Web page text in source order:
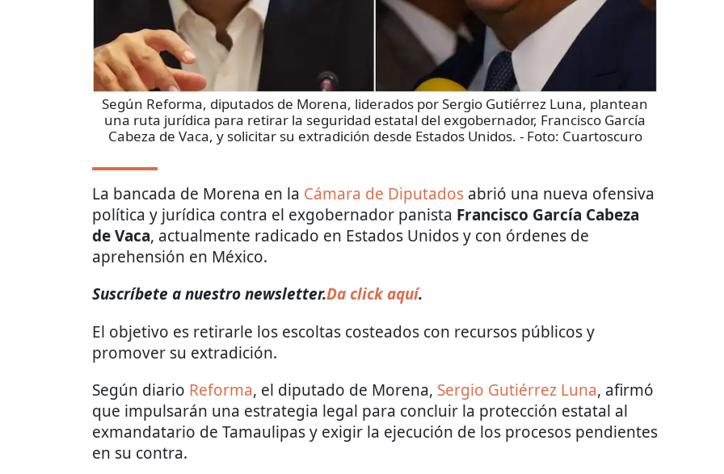
Según Reforma, diputados de Morena, liderados por Sergio Gutiérrez Luna, plantean
una ruta jurídica para retirar la seguridad estatal del exgobernador, Francisco García
Cabeza de Vaca, y solicitar su extradición desde Estados Unidos. - Foto: Cuartoscuro
La bancada de Morena en la Cámara de Diputados abrió una nueva ofensiva
política y jurídica contra el exgobernador panista Francisco García Cabeza
de Vaca, actualmente radicado en Estados Unidos y con órdenes de
aprehensión en México.
Suscríbete a nuestro newsletter.Da click aquí.
El objetivo es retirarle los escoltas costeados con recursos públicos y
promover su extradición.
Según diario Reforma, el diputado de Morena, Sergio Gutiérrez Luna, afirmó
que impulsarán una estrategia legal para concluir la protección estatal al
exmandatario de Tamaulipas y exigir la ejecución de los procesos pendientes
en su contra.